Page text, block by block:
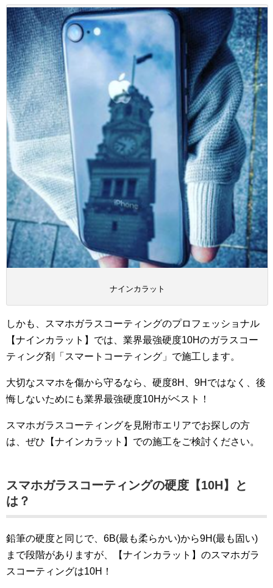
ナインカラット
しかも、スマホガラスコーティングのプロフェッショナル
【ナインカラット】では、業界最強硬度10Hのガラスコー
ティング剤「スマートコーティング」で施工します。
大切なスマホを傷から守るなら、硬度8H、9Hではなく、後
悔しないためにも業界最強硬度10Hがベスト！
スマホガラスコーティングを見附市エリアでお探しの方
は、ぜひ【ナインカラット】での施工をご検討ください。
スマホガラスコーティングの硬度【10H】と
は？
鉛筆の硬度と同じで、6B(最も柔らかい)から9H(最も固い)
まで段階がありますが、【ナインカラット】のスマホガラ
スコーティングは10H！